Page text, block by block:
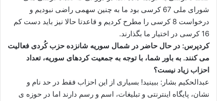
شورای ملی 67 کرسی بود ما به چنین سهمی راضی نبودیم و
درخواست 8 کرسی را مطرح کردیم و قاعدتا حالا نیز باید دست کم
16 کرسی در اختیار ما بگذارند.
کردپرس: در حال حاضر در شمال سوریه شانزده حزب کُردی فعالیت
می کنند. به باور شما، با توجه به جمعیت کردهای سوریه، تعداد
احزاب زیاد نیست؟
عبدالحکیم بشار: ببینید! بسیاری از این احزاب فقط در حد نام و
نشان، پایگاه اینترنتی و تبلیغات، اسم و رسم دارند اما در حوزه ی